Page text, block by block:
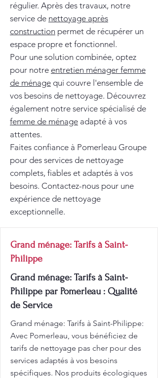
régulier. Après des travaux, notre
service de nettoyage après
construction permet de récupérer un
espace propre et fonctionnel.
Pour une solution combinée, optez
pour notre entretien ménager femme
de ménage qui couvre l'ensemble de
vos besoins de nettoyage. Découvrez
également notre service spécialisé de
femme de ménage adapté à vos
attentes.
Faites confiance à Pomerleau Groupe
pour des services de nettoyage
complets, fiables et adaptés à vos
besoins. Contactez-nous pour une
expérience de nettoyage
exceptionnelle.
Grand ménage: Tarifs à Saint-
Philippe
Grand ménage: Tarifs à Saint-
Philippe par Pomerleau : Qualité
de Service
Grand ménage: Tarifs à Saint-Philippe:
Avec Pomerleau, vous bénéficiez de
tarifs de nettoyage pas cher pour des
services adaptés à vos besoins
spécifiques. Nos produits écologiques